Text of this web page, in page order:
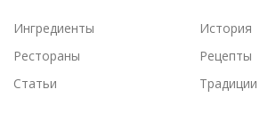
Ингредиенты
История
Рестораны
Рецепты
Статьи
Традиции